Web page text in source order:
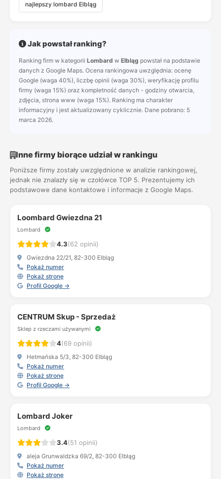
najlepszy lombard Elbląg
Jak powstał ranking?
Ranking firm w kategorii Lombard w Elbląg powstał na podstawie
danych z Google Maps. Ocena rankingowa uwzględnia: ocenę
Google (waga 40%), liczbę opinii (waga 30%), weryfikację profilu
firmy (waga 15%) oraz kompletność danych - godziny otwarcia,
zdjęcia, strona www (waga 15%). Ranking ma charakter
informacyjny i jest aktualizowany cyklicznie. Dane pobrano: 5
marca 2026.
Inne firmy biorące udział w rankingu
Poniższe firmy zostały uwzględnione w analizie rankingowej,
jednak nie znalazły się w czołówce TOP 5. Prezentujemy ich
podstawowe dane kontaktowe i informacje z Google Maps.
Loombard Gwiezdna 21
Lombard
4.3(62 opinii)
Gwiezdna 22/21, 82-300 Elbląg
Pokaż numer
Pokaż stronę
Profil Google →
CENTRUM Skup - Sprzedaż
Sklep z rzeczami używanymi
4(69 opinii)
Hetmańska 5/3, 82-300 Elbląg
Pokaż numer
Pokaż stronę
Profil Google →
Lombard Joker
Lombard
3.4(51 opinii)
aleja Grunwaldzka 69/2, 82-300 Elbląg
Pokaż numer
Pokaż stronę